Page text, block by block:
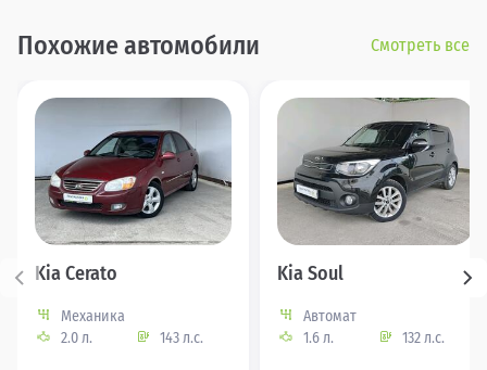
Похожие автомобили Смотреть все
Kia Cerato
Механика
2.0 л.
143 л.с.
Kia Soul
Автомат
1.6 л.
132 л.с.